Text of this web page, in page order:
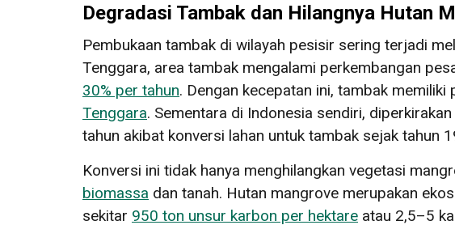
Degradasi Tambak dan Hilangnya Hutan
Pembukaan tambak di wilayah pesisir sering terjadi
Tenggara, area tambak mengalami perkembangan
30% per tahun. Dengan kecepatan ini, tambak
Tenggara. Sementara di Indonesia sendiri,
tahun akibat konversi lahan untuk tambak sejak tahun
Konversi ini tidak hanya menghilangkan vegetasi
biomassa dan tanah. Hutan mangrove merupakan
sekitar 950 ton unsur karbon per hektare atau 2,5–5